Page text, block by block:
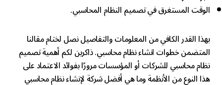
الوقت المستغرق في تصميم النظام المحاسبي.
بهذا القدر الكافي من المعلومات والتفاصيل نصل لختام مقالنا
المتضمن خطوات انشاء نظام محاسبي. ذاكرين لكم أهمية تصميم
نظام محاسبي للشركات أو المؤسسات مرورًا بفوائد الاعتماد على
هذا النوع من الأنظمة وما هي أفضل شركة لإنشاء نظام محاسبي